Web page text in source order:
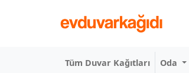
Tüm Duvar Kağıtları Oda